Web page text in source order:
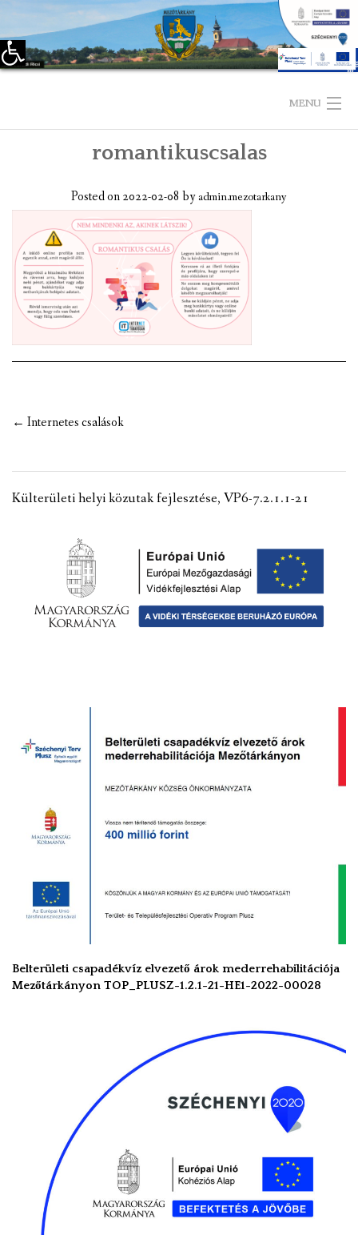
Eszköztár megnyitása
MENU
TELEPÜLÉSÜNKRŐL
LÁTNIVALÓK
KAPCSOLAT
ÖNKORMÁNYZAT
KÉPVISELŐ-TESTÜLET
NEMZETISÉGI ÖNKORMÁNYZAT
PÁLYÁZATOK
ÓVODA ÉS MINI BÖLCSŐDE
romantikuscsalas
Posted on2022-02-08 byadmin.mezotarkany
Post
← Internetes csalások
Külterületi helyi közutak fejlesztése, VP6-7.2.1.1-21
Belterületi csapadékvíz elvezető árok mederrehabilitációja
Mezőtárkányon TOP_PLUSZ-1.2.1-21-HE1-2022-00028